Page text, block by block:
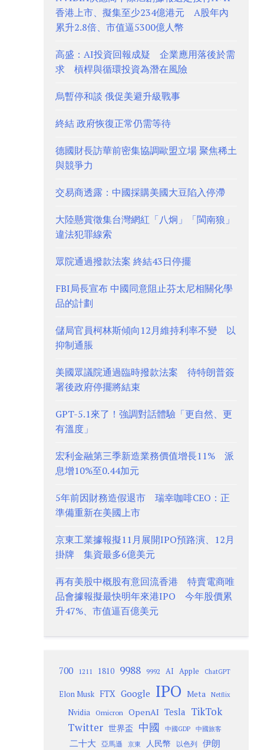
香港上市、擬集至少234億港元 A股年內
累升2.8倍、市值逼5300億人幣
高盛：AI投資回報成疑 企業應用落後於需
求 槓桿與循環投資為潛在風險
烏暫停和談 俄促美避升級戰事
終結 政府恢復正常仍需等待
德國財長訪華前密集協調歐盟立場 聚焦稀土
與競爭力
交易商透露：中國採購美國大豆陷入停滯
大陸懸賞徵集台灣網紅「八炯」「閩南狼」
違法犯罪線索
眾院通過撥款法案 終結43日停擺
FBI局長宣布 中國同意阻止芬太尼相關化學
品的計劃
儲局官員柯林斯傾向12月維持利率不變 以
抑制通脹
美國眾議院通過臨時撥款法案 待特朗普簽
署後政府停擺將結束
GPT-5.1來了！強調對話體驗「更自然、更
有溫度」
宏利金融第三季新造業務價值增長11% 派
息增10%至0.44加元
5年前因財務造假退市 瑞幸咖啡CEO：正
準備重新在美國上市
京東工業據報擬11月展開IPO預路演、12月
掛牌 集資最多6億美元
再有美股中概股有意回流香港 特賣電商唯
品會據報擬最快明年來港IPO 今年股價累
升47%、市值逼百億美元
700 1211 1810 9988 9992 AI Apple ChatGPT
Elon Musk FTX Google IPO Meta Netflix
Nvidia Omicron OpenAI Tesla TikTok
Twitter 世界盃 中國 中國GDP 中國旅客
二十大 亞馬遜 京東 人民幣 以色列 伊朗